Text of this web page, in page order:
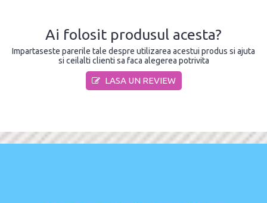
Ai folosit produsul acesta?
Impartaseste parerile tale despre utilizarea acestui produs si ajuta
si ceilalti clienti sa faca alegerea potrivita
LASA UN REVIEW